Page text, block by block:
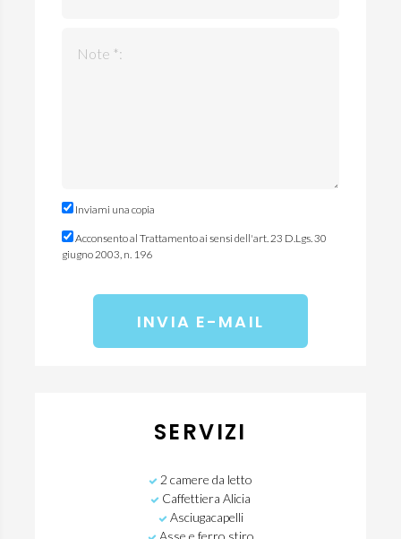
Note *:
Inviami una copia
Acconsento al Trattamento ai sensi dell'art. 23 D.Lgs. 30
giugno 2003, n. 196
SERVIZI
2 camere da letto
Caffettiera Alicia
Asciugacapelli
Asse e ferro stiro